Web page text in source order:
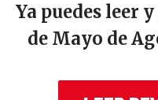
Ya puedes leer
de Mayo de